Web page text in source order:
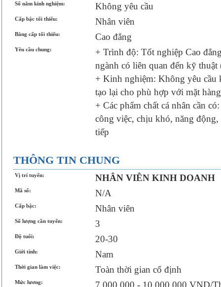
Số năm kinh nghiệm: Không yêu cầu
Cấp bậc tối thiểu: Nhân viên
Bằng cấp tối thiểu: Cao đẳng
Yêu cầu chung:
+ Trình độ: Tốt nghiệp Cao
ngành có liên quan đến kỹ
+ Kinh nghiệm: Không yêu cầu
tạo lại cho phù hợp với mặt
+ Các phẩm chất cá nhân cần
công việc, chịu khó, năng
tiếp
THÔNG TIN CHUNG
Vị trí tuyển: NHÂN VIÊN KINH DOANH
Mã số: N/A
Cấp bậc: Nhân viên
Số lượng cần tuyển: 3
Độ tuổi: 20-30
Giới tính: Nam
Thời gian làm việc: Toàn thời gian cố định
Mức lương: 7.000.000 - 10.000.000 VND/